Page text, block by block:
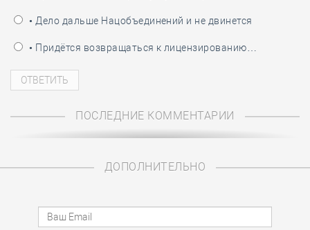
• Дело дальше Нацобъединений и не двинется
• Придётся возвращаться к лицензированию…
ПОСЛЕДНИЕ КОММЕНТАРИИ
ДОПОЛНИТЕЛЬНО